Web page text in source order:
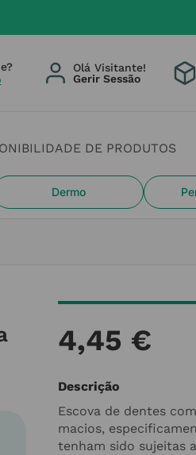
constrangimento na
DE PRODUTOS
Dermo
Olá Visitante!
4,45 €
Descrição
Escova de dentes
macios,
tenham sido sujeitas